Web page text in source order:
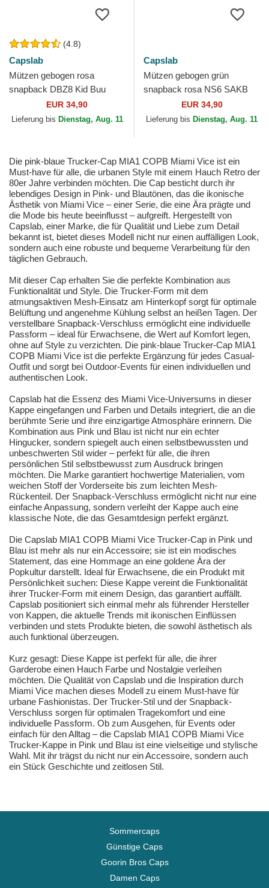
(4.8)
Capslab
Mützen gebogen rosa
snapback DBZ8 Kid Buu
Dragon Ball von Capslab
EUR 34,90
Lieferung bis Dienstag, Aug. 11
Capslab
Mützen gebogen grün
snapback rosa NS6 SAKB
Sakura Haruno Naruto von
Capslab
EUR 34,90
Lieferung bis Dienstag, Aug. 11
Die pink-blaue Trucker-Cap MIA1 COPB Miami Vice ist ein
Must-have für alle, die urbanen Style mit einem Hauch Retro der
80er Jahre verbinden möchten. Die Cap besticht durch ihr
lebendiges Design in Pink- und Blautönen, das die ikonische
Ästhetik von Miami Vice – einer Serie, die eine Ära prägte und
die Mode bis heute beeinflusst – aufgreift. Hergestellt von
Capslab, einer Marke, die für Qualität und Liebe zum Detail
bekannt ist, bietet dieses Modell nicht nur einen auffälligen Look,
sondern auch eine robuste und bequeme Verarbeitung für den
täglichen Gebrauch.
Mit dieser Cap erhalten Sie die perfekte Kombination aus
Funktionalität und Style. Die Trucker-Form mit dem
atmungsaktiven Mesh-Einsatz am Hinterkopf sorgt für optimale
Belüftung und angenehme Kühlung selbst an heißen Tagen. Der
verstellbare Snapback-Verschluss ermöglicht eine individuelle
Passform – ideal für Erwachsene, die Wert auf Komfort legen,
ohne auf Style zu verzichten. Die pink-blaue Trucker-Cap MIA1
COPB Miami Vice ist die perfekte Ergänzung für jedes Casual-
Outfit und sorgt bei Outdoor-Events für einen individuellen und
authentischen Look.
Capslab hat die Essenz des Miami Vice-Universums in dieser
Kappe eingefangen und Farben und Details integriert, die an die
berühmte Serie und ihre einzigartige Atmosphäre erinnern. Die
Kombination aus Pink und Blau ist nicht nur ein echter
Hingucker, sondern spiegelt auch einen selbstbewussten und
unbeschwerten Stil wider – perfekt für alle, die ihren
persönlichen Stil selbstbewusst zum Ausdruck bringen
möchten. Die Marke garantiert hochwertige Materialien, vom
weichen Stoff der Vorderseite bis zum leichten Mesh-
Rückenteil. Der Snapback-Verschluss ermöglicht nicht nur eine
einfache Anpassung, sondern verleiht der Kappe auch eine
klassische Note, die das Gesamtdesign perfekt ergänzt.
Die Capslab MIA1 COPB Miami Vice Trucker-Cap in Pink und
Blau ist mehr als nur ein Accessoire; sie ist ein modisches
Statement, das eine Hommage an eine goldene Ära der
Popkultur darstellt. Ideal für Erwachsene, die ein Produkt mit
Persönlichkeit suchen: Diese Kappe vereint die Funktionalität
ihrer Trucker-Form mit einem Design, das garantiert auffällt.
Capslab positioniert sich einmal mehr als führender Hersteller
von Kappen, die aktuelle Trends mit ikonischen Einflüssen
verbinden und stets Produkte bieten, die sowohl ästhetisch als
auch funktional überzeugen.
Kurz gesagt: Diese Kappe ist perfekt für alle, die ihrer
Garderobe einen Hauch Farbe und Nostalgie verleihen
möchten. Die Qualität von Capslab und die Inspiration durch
Miami Vice machen dieses Modell zu einem Must-have für
urbane Fashionistas. Der Trucker-Stil und der Snapback-
Verschluss sorgen für optimalen Tragekomfort und eine
individuelle Passform. Ob zum Ausgehen, für Events oder
einfach für den Alltag – die Capslab MIA1 COPB Miami Vice
Trucker-Kappe in Pink und Blau ist eine vielseitige und stylische
Wahl. Mit ihr trägst du nicht nur ein Accessoire, sondern auch
ein Stück Geschichte und zeitlosen Stil.
Sommercaps
Günstige Caps
Goorin Bros Caps
Damen Caps